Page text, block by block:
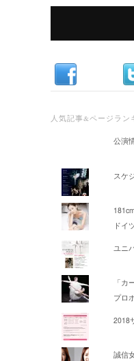
人気記事&ページラン
公演
スケ
ドイ
ユニ
「カ
プロ
2018
誠信